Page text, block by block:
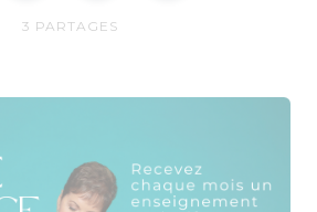
3 PARTAGES